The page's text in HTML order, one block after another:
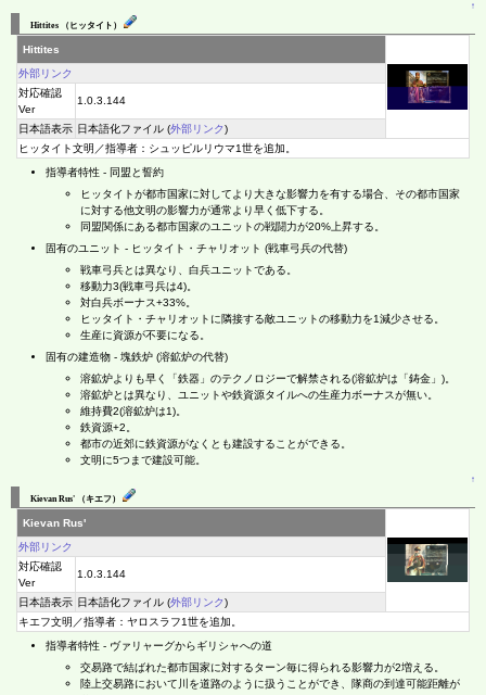
↑
Hittites （ヒッタイト）
Hittites
外部リンク
対応確認
Ver
1.0.3.144
日本語表示 日本語化ファイル (外部リンク)
ヒッタイト文明／指導者：シュッピルリウマ1世を追加。
指導者特性 - 同盟と誓約
ヒッタイトが都市国家に対してより大きな影響力を有する場合、その都市国家
に対する他文明の影響力が通常より早く低下する。
同盟関係にある都市国家のユニットの戦闘力が20%上昇する。
固有のユニット - ヒッタイト・チャリオット (戦車弓兵の代替)
戦車弓兵とは異なり、白兵ユニットである。
移動力3(戦車弓兵は4)。
対白兵ボーナス+33%。
ヒッタイト・チャリオットに隣接する敵ユニットの移動力を1減少させる。
生産に資源が不要になる。
固有の建造物 - 塊鉄炉 (溶鉱炉の代替)
溶鉱炉よりも早く「鉄器」のテクノロジーで解禁される(溶鉱炉は「鋳金」)。
溶鉱炉とは異なり、ユニットや鉄資源タイルへの生産力ボーナスが無い。
維持費2(溶鉱炉は1)。
鉄資源+2。
都市の近郊に鉄資源がなくとも建設することができる。
文明に5つまで建設可能。
↑
Kievan Rus' （キエフ）
Kievan Rus'
外部リンク
対応確認
Ver
1.0.3.144
日本語表示 日本語化ファイル (外部リンク)
キエフ文明／指導者：ヤロスラフ1世を追加。
指導者特性 - ヴァリャーグからギリシャへの道
交易路で結ばれた都市国家に対するターン毎に得られる影響力が2増える。
陸上交易路において川を道路のように扱うことができ、隊商の到達可能距離が